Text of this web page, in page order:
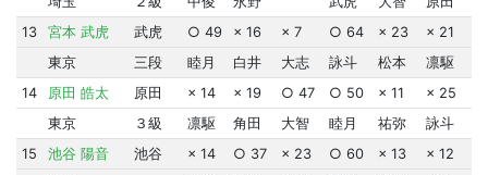
13
宮本 武虎 武虎 ○ 49 × 16 × 7 ○ 64 × 23 × 21
東京
三段 睦月 白井 大志 詠斗 松本
凛駆
14
原田 皓太 原田 × 14 × 19 ○ 47 ○ 50 × 11 × 25
東京
３級 凛駆 角田 大智 睦月 祐弥
詠斗
15
池谷 陽音 池谷 × 14 ○ 37 × 23 ○ 60 × 13 × 12